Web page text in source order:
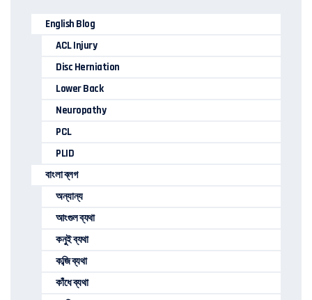
English Blog
ACL Injury
Disc Herniation
Lower Back
Neuropathy
PCL
PLID
বাংলা ব্লগ
অন্যান্য
আংগুল ব্যথা
কনুই ব্যথা
কব্জি ব্যথা
কাঁধে ব্যথা